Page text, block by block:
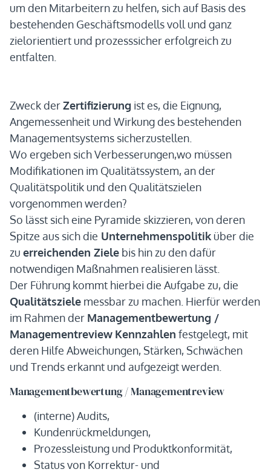
um den Mitarbeitern zu helfen, sich auf Basis des
bestehenden Geschäftsmodells voll und ganz
zielorientiert und prozesssicher erfolgreich zu
entfalten.
Zweck derZertifizierung ist es, die Eignung,
Angemessenheit und Wirkung des bestehenden
Managementsystems sicherzustellen.
Wo ergeben sich Verbesserungen,wo müssen
Modifikationen im Qualitätssystem, an der
Qualitätspolitik und den Qualitätszielen
vorgenommen werden?
So lässt sich eine Pyramide skizzieren, von deren
Spitze aus sich die Unternehmenspolitik über die
zu erreichenden Ziele bis hin zu den dafür
notwendigen Maßnahmen realisieren lässt.
Der Führung kommt hierbei die Aufgabe zu, die
Qualitätsziele messbar zu machen. Hierfür werden
im Rahmen der Managementbewertung /
Managementreview Kennzahlen festgelegt, mit
deren Hilfe Abweichungen, Stärken, Schwächen
und Trends erkannt und aufgezeigt werden.
Managementbewertung / Managementreview
(interne) Audits,
Kundenrückmeldungen,
Prozessleistung und Produktkonformität,
Status von Korrektur- und